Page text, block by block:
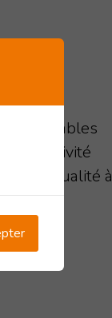
favorables
l'activité
de qualité à